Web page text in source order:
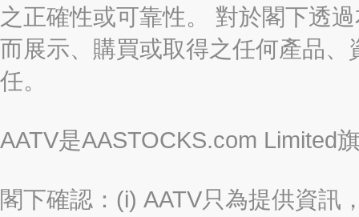
之正確性或可靠性。 對於閣下透
而展示、購買或取得之任何產品
任。
AATV是AASTOCKS.com Limited
閣下確認：(i) AATV只為提供資訊